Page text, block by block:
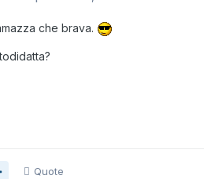
che brava.
Quote